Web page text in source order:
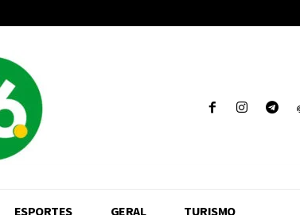
ESPORTES GERAL TURISMO